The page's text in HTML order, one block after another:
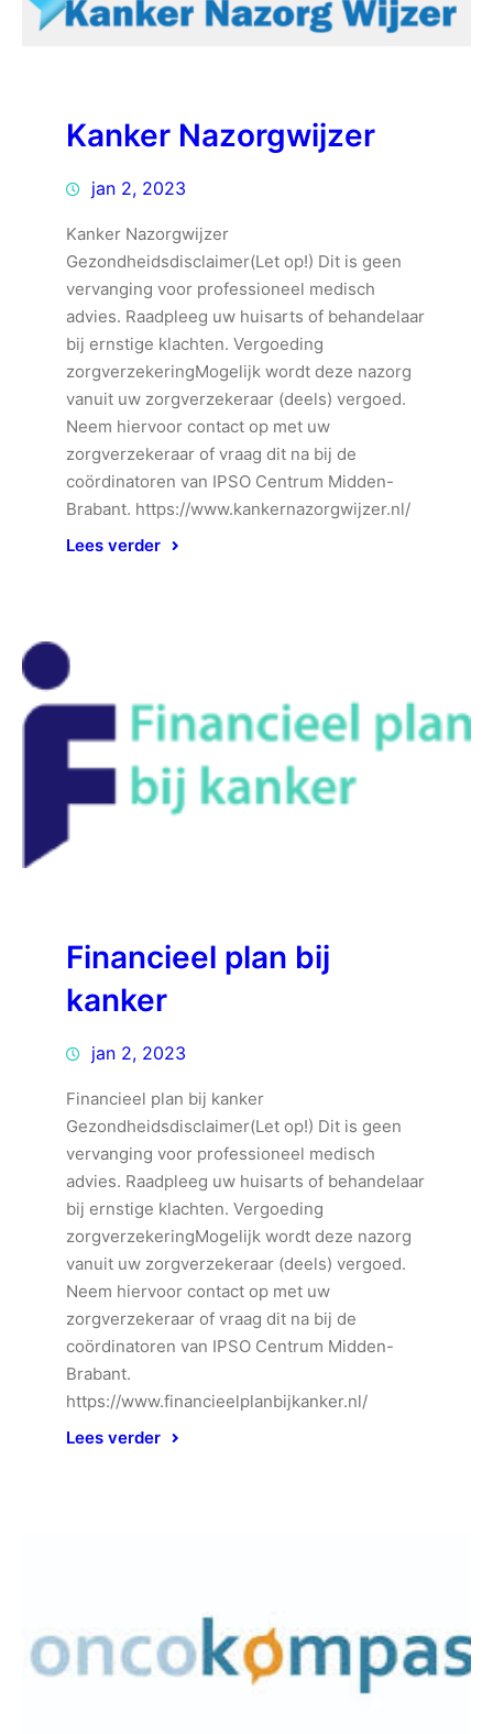
Kanker Nazorgwijzer
jan 2, 2023
Kanker Nazorgwijzer
Gezondheidsdisclaimer(Let op!) Dit is geen
vervanging voor professioneel medisch
advies. Raadpleeg uw huisarts of behandelaar
bij ernstige klachten. Vergoeding
zorgverzekeringMogelijk wordt deze nazorg
vanuit uw zorgverzekeraar (deels) vergoed.
Neem hiervoor contact op met uw
zorgverzekeraar of vraag dit na bij de
coördinatoren van IPSO Centrum Midden-
Brabant. https://www.kankernazorgwijzer.nl/
Lees verder
Financieel plan bij
kanker
jan 2, 2023
Financieel plan bij kanker
Gezondheidsdisclaimer(Let op!) Dit is geen
vervanging voor professioneel medisch
advies. Raadpleeg uw huisarts of behandelaar
bij ernstige klachten. Vergoeding
zorgverzekeringMogelijk wordt deze nazorg
vanuit uw zorgverzekeraar (deels) vergoed.
Neem hiervoor contact op met uw
zorgverzekeraar of vraag dit na bij de
coördinatoren van IPSO Centrum Midden-
Brabant.
https://www.financieelplanbijkanker.nl/
Lees verder